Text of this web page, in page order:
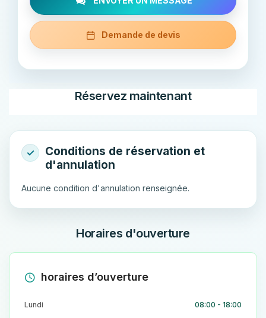
Demande de devis
Réservez maintenant
Aucune condition d'annulation renseignée.
Horaires d'ouverture
horaires d’ouverture
Lundi 08:00 - 18:00